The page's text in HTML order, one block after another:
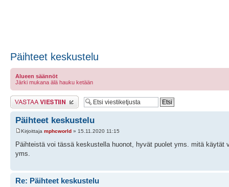
Päihteet keskustelu
Alueen säännöt
Järki mukana älä hauku ketään
Lähetä vastaus
Päihteet keskustelu
Kirjoittaja mphcworld » 15.11.2020 11:15
Päihteistä voi tässä keskustella huonot, hyvät puolet yms. mitä käytät
yms.
Re: Päihteet keskustelu